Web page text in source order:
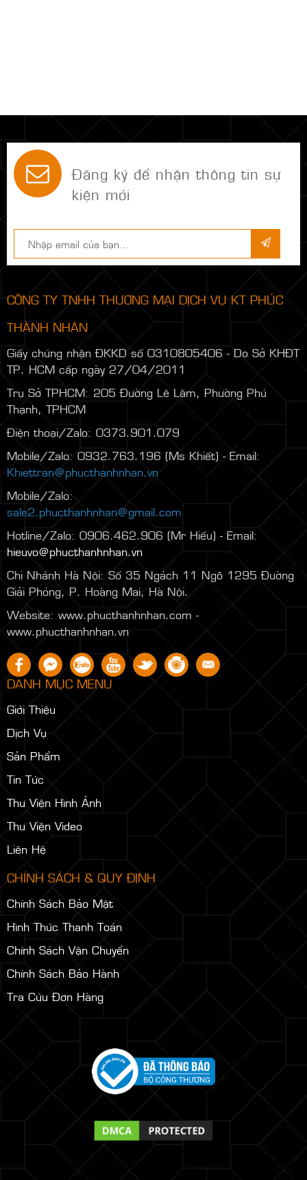
Đăng ký để nhận thông tin sự
kiện mới
CÔNG TY TNHH THƯƠNG MẠI DỊCH VỤ KT PHÚC
THÀNH NHÂN
Giấy chứng nhận ĐKKD số 0310805406 - Do Sở KHĐT
TP. HCM cấp ngày 27/04/2011
Trụ Sở TPHCM: 205 Đường Lê Lâm, Phường Phú
Thạnh, TPHCM
Điện thoại/Zalo: 0373.901.079
Mobile/Zalo: 0932.763.196 (Ms Khiết) - Email:
Khiettran@phucthanhnhan.vn
Mobile/Zalo:
0986.272.500
sale2.phucthanhnhan@gmail.com
Hotline/Zalo: 0906.462.906 (Mr Hiếu) - Email:
hieuvo@phucthanhnhan.vn
Chi Nhánh Hà Nội: Số 35 Ngách 11 Ngõ 1295 Đường
Giải Phóng, P. Hoàng Mai, Hà Nội.
Website: www.phucthanhnhan.com -
www.phucthanhnhan.vn
DANH MỤC MENU
Giới Thiệu
Dịch Vụ
Sản Phẩm
Tin Tức
Thư Viện Hình Ảnh
Thư Viện Video
Liên Hệ
CHÍNH SÁCH & QUY ĐỊNH
Chính Sách Bảo Mật
Hình Thức Thanh Toán
Chính Sách Vận Chuyển
Chính Sách Bảo Hành
Tra Cứu Đơn Hàng